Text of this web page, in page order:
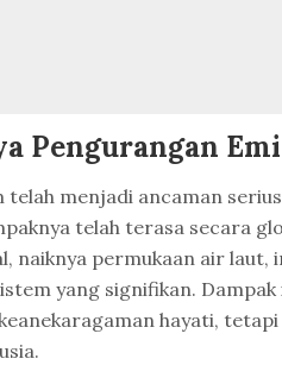
Pengurangan
telah menjadi ancaman
telah terasa secara
naiknya permukaan air laut,
yang signifikan.
hayati,